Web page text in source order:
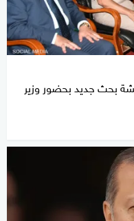
بحث جديد بحضور وزير